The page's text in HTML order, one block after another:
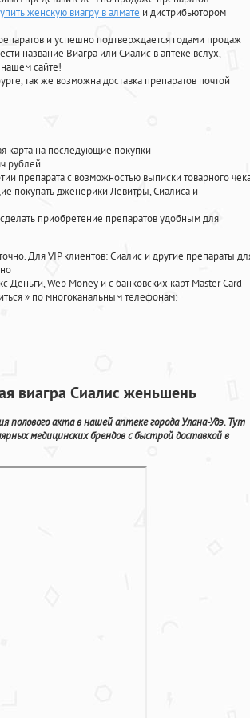
женскую виагру в алмате и дистрибьютором
и успешно подтверждается годами продаж
название Виагра или Сиалис в аптеке вслух,
сайте!
так же возможна доставка препаратов почтой
карта на последующие покупки
рублей
препарата с возможностью выписки товарного
покупать дженерики Левитры, Сиалиса и
приобретение препаратов удобным для
Для VIP клиентов: Сиалис и другие препараты
Web Money и с банковских карт Master Card
» по многоканальным телефонам:
виагра Сиалис женьшень
полового акта в нашей аптеке города Улана-Удэ. Тут
медицинских брендов с быстрой доставкой в